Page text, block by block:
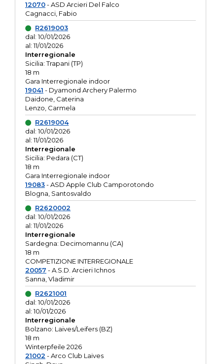
12070- ASD Arcieri Del Falco
Cagnacci, Fabio
R2619003
dal: 10/01/2026
al: 11/01/2026
Interregionale
Sicilia: Trapani (TP)
18 m
Gara Interregionale indoor
19041 - Dyamond Archery Palermo
Daidone, Caterina
Lenzo, Carmela
R2619004
dal: 10/01/2026
al: 11/01/2026
Interregionale
Sicilia: Pedara (CT)
18 m
Gara Interregionale indoor
19083- ASD Apple Club Camporotondo
Blogna, Santosvaldo
R2620002
dal: 10/01/2026
al: 11/01/2026
Interregionale
Sardegna: Decimomannu (CA)
18 m
COMPETIZIONE INTERREGIONALE
20057 - A.S.D. Arcieri Ichnos
Sanna, Vladimir
R2621001
dal: 10/01/2026
al: 10/01/2026
Interregionale
Bolzano: Laives/Leifers (BZ)
18 m
Winterpfeile 2026
21002 - Arco Club Laives